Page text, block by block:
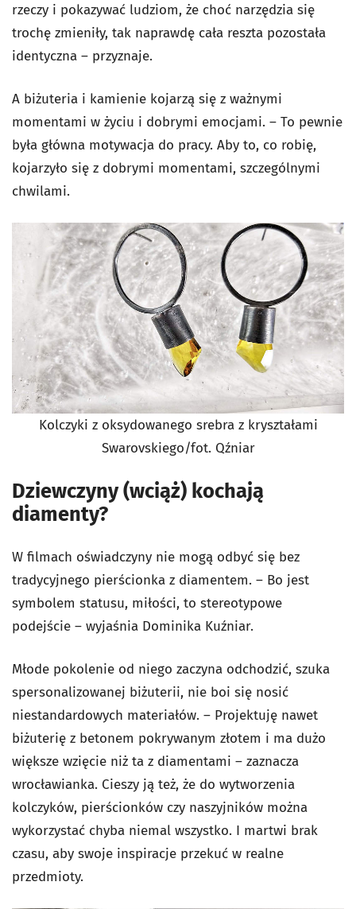
rzeczy i pokazywać ludziom, że choć narzędzia się
trochę zmieniły, tak naprawdę cała reszta pozostała
identyczna – przyznaje.
A biżuteria i kamienie kojarzą się z ważnymi
momentami w życiu i dobrymi emocjami. – To pewnie
była główna motywacja do pracy. Aby to, co robię,
kojarzyło się z dobrymi momentami, szczególnymi
chwilami.
Kolczyki z oksydowanego srebra z kryształami
Swarovskiego/fot. Qźniar
Dziewczyny (wciąż) kochają
diamenty?
W filmach oświadczyny nie mogą odbyć się bez
tradycyjnego pierścionka z diamentem. – Bo jest
symbolem statusu, miłości, to stereotypowe
podejście – wyjaśnia Dominika Kuźniar.
Młode pokolenie od niego zaczyna odchodzić, szuka
spersonalizowanej biżuterii, nie boi się nosić
niestandardowych materiałów. – Projektuję nawet
biżuterię z betonem pokrywanym złotem i ma dużo
większe wzięcie niż ta z diamentami – zaznacza
wrocławianka. Cieszy ją też, że do wytworzenia
kolczyków, pierścionków czy naszyjników można
wykorzystać chyba niemal wszystko. I martwi brak
czasu, aby swoje inspiracje przekuć w realne
przedmioty.